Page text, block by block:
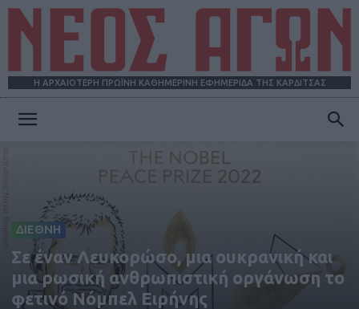
Η ΑΡΧΑΙΟΤΕΡΗ ΠΡΩΪΝΗ ΚΑΘΗΜΕΡΙΝΗ ΕΦΗΜΕΡΙΔΑ ΤΗΣ ΚΑΡΔΙΤΣΑΣ
ΔΙΕΘΝΗ
Σε έναν Λευκορώσο, μια ουκρανική και
μια ρωσική ανθρωπιστική οργάνωση το
φετινό Νόμπελ Ειρήνης